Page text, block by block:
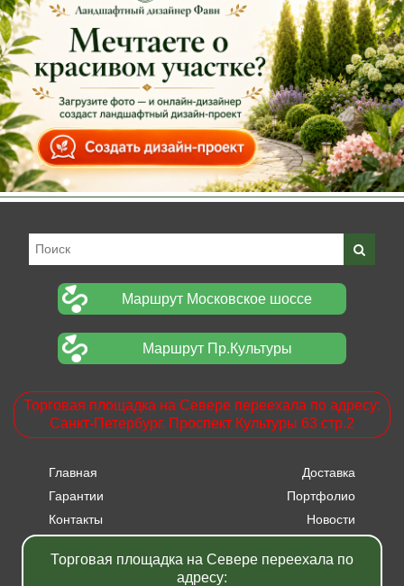
Маршрут Московское шоссе
Маршрут Пр.Культуры
Торговая площадка на Севере переехала по адресу:
Санкт-Петербург. Проспект Культуры 63 стр.2
Главная
Доставка
Гарантии
Портфолио
Контакты
Новости
Акции
Торговая площадка на Севере переехала по
адресу: